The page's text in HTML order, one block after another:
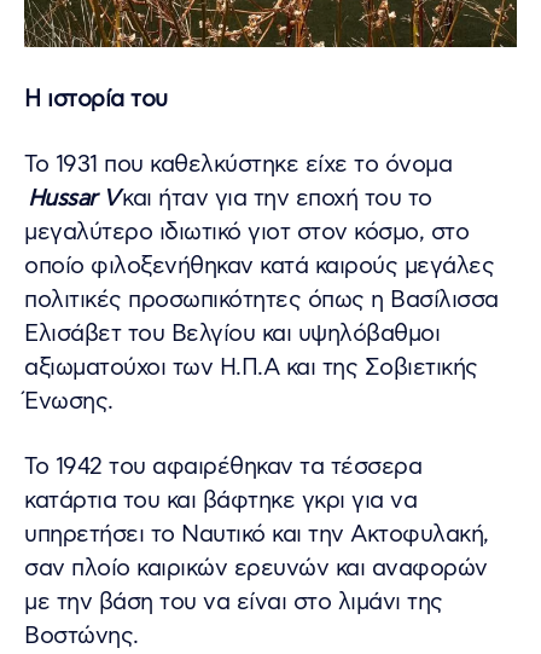
Η ιστορία του
Το 1931 που καθελκύστηκε είχε το όνομα
Hussar Vκαι ήταν για την εποχή του το
μεγαλύτερο ιδιωτικό γιοτ στον κόσμο, στο
οποίο φιλοξενήθηκαν κατά καιρούς μεγάλες
πολιτικές προσωπικότητες όπως η Βασίλισσα
Ελισάβετ του Βελγίου και υψηλόβαθμοι
αξιωματούχοι των Η.Π.Α και της Σοβιετικής
Ένωσης.
Το 1942 του αφαιρέθηκαν τα τέσσερα
κατάρτια του και βάφτηκε γκρι για να
υπηρετήσει το Ναυτικό και την Ακτοφυλακή,
σαν πλοίο καιρικών ερευνών και αναφορών
με την βάση του να είναι στο λιμάνι της
Βοστώνης.